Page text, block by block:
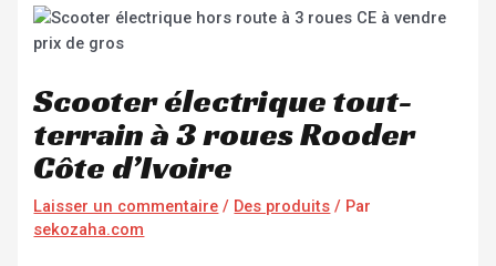
Scooter électrique tout-
terrain à 3 roues Rooder
Côte d’Ivoire
Laisser un commentaire / Des produits / Par
sekozaha.com